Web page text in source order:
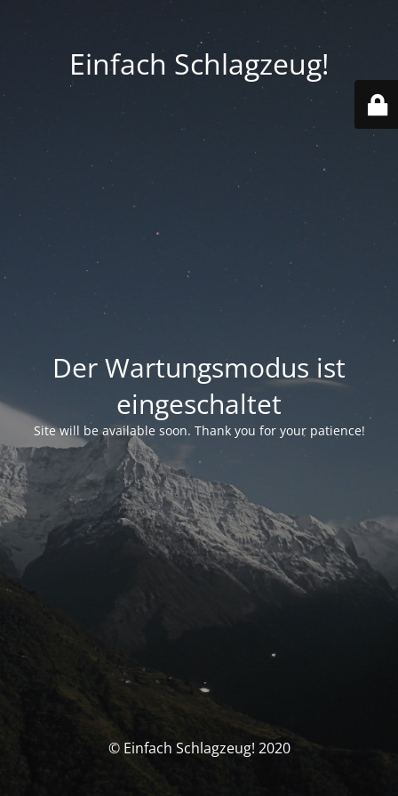
Einfach Schlagzeug!
Der Wartungsmodus ist
eingeschaltet
Site will be available soon. Thank you for your patience!
© Einfach Schlagzeug! 2020